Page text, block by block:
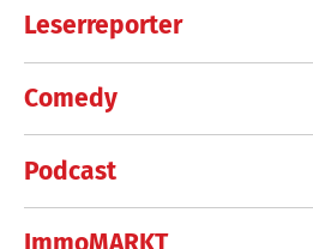
Leserreporter
Comedy
Podcast